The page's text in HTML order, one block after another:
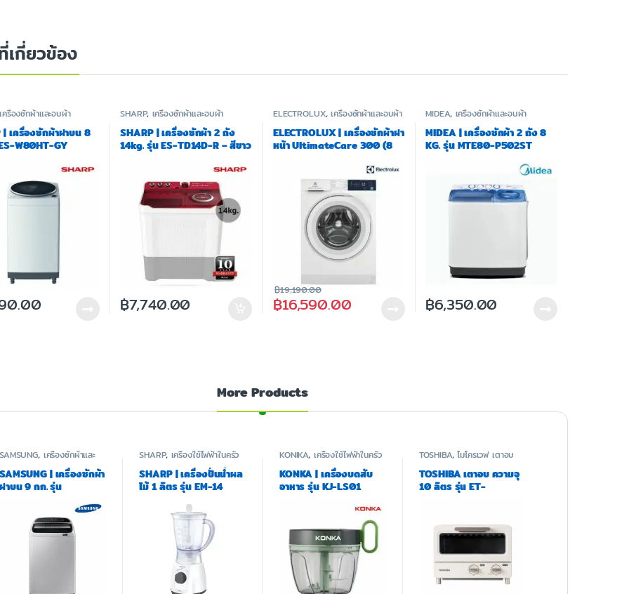
More Products
, เครื่องซักผ้าและ
| เครื่องซักผ้า
าบน 9 กก. รุ่น
SHARP, เครื่องใช้ไฟฟ้าในครัว
SHARP | เครื่องปั่นน้ำผล
ไม้ 1 ลิตร รุ่น EM-14
KONIKA, เครื่องใช้ไฟฟ้าในครัว
KONKA | เครื่องบดสับ
อาหาร รุ่น KJ-LS01
TOSHIBA,ไมโครเวฟ เตาอบ
และหม้อทอด
TOSHIBA เตาอบ ความจุ
10 ลิตร รุ่น ET-
เกี่ยวข้อง
เครื่องซักผ้าและอบผ้า
| เครื่องซักผ้าฝาบน 8
W80HT-GY
SHARP, เครื่องซักผ้าและอบผ้า
SHARP | เครื่องซักผ้า 2 ถัง
14kg. รุ่น ES-TD14D-R – สีขาว
฿7,740.00
ELECTROLUX,เครื่องซักผ้าและอบผ้า
ELECTROLUX | เครื่องซักผ้าฝา
หน้า UltimateCare 300 (8
฿16,590.00
฿19,190.00
MIDEA, เครื่องซักผ้าและอบผ้า
MIDEA | เครื่องซักผ้า 2 ถัง 8
KG. รุ่น MTE80-P502ST
฿6,350.00